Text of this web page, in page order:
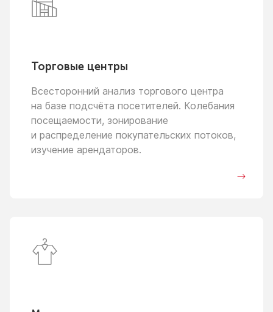
Торговые центры
Всесторонний анализ торгового центра
на базе подсчёта посетителей. Колебания
посещаемости, зонирование
и распределение покупательских потоков,
изучение арендаторов.